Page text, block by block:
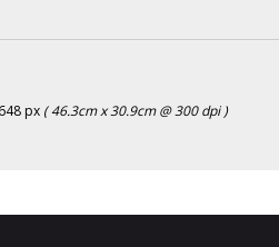
px ( 46.3cm x 30.9cm @ 300 dpi )